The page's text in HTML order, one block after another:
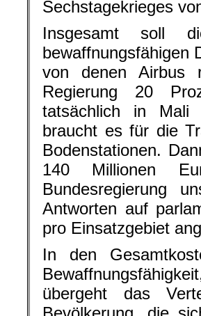
Sechstagekrieges
Insgesamt soll
bewaffnungsfähigen
von denen Airbus
Regierung 20
tatsächlich in Mali
braucht es für die
Bodenstationen.
140 Millionen
Bundesregierung
Antworten auf
pro Einsatzgebiet
In den
übergeht das